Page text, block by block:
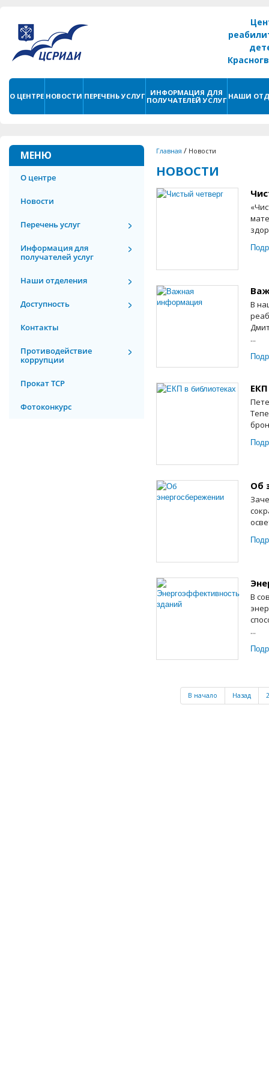
О ЦЕНТРЕ НОВОСТИ ПЕРЕЧЕНЬ УСЛУГ
ИНФОРМАЦИЯ ДЛЯ
ПОЛУЧАТЕЛЕЙ УСЛУГ НАШИ
МЕНЮ
О центре
Новости
Перечень услуг
Информация для
получателей услуг
Наши отделения
Доступность
Контакты
Противодействие
коррупции
Прокат ТСР
Фотоконкурс
Главная / Новости
НОВОСТИ
В
...
Об
В
...
В начало Назад